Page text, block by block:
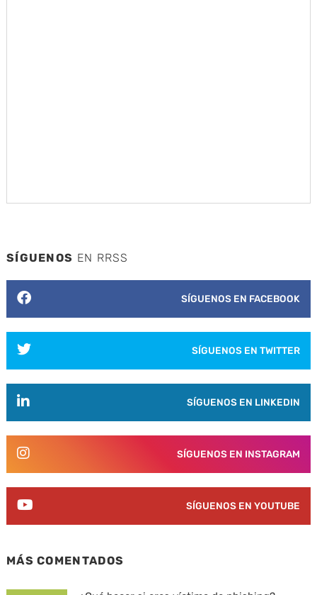
SÍGUENOS EN RRSS
SÍGUENOS EN FACEBOOK
SÍGUENOS EN TWITTER
SÍGUENOS EN LINKEDIN
SÍGUENOS EN INSTAGRAM
SÍGUENOS EN YOUTUBE
MÁS COMENTADOS